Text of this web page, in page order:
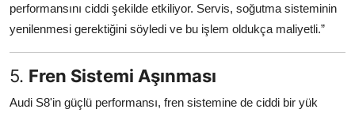
performansını ciddi şekilde etkiliyor. Servis, soğutma sisteminin
yenilenmesi gerektiğini söyledi ve bu işlem oldukça maliyetli.”
5. Fren Sistemi Aşınması
Audi S8'in güçlü performansı, fren sistemine de ciddi bir yük